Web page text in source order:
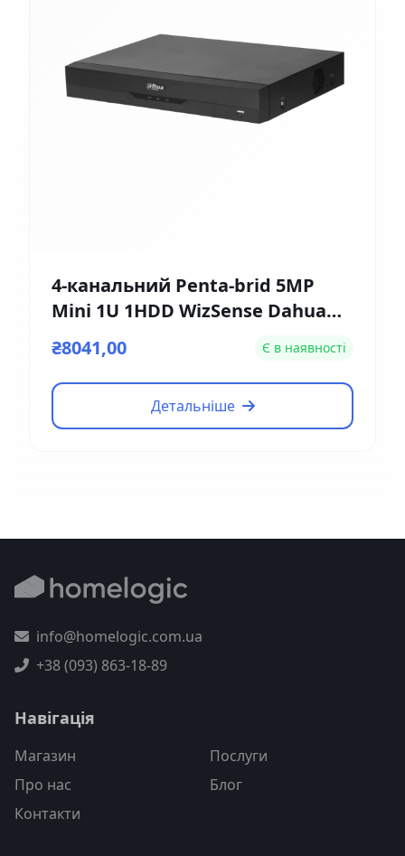
4-канальний Penta-brid 5MP
Mini 1U 1HDD WizSense Dahua
DH-XVR5104HE-4KL-I3
₴8041,00 Є в наявності
Детальніше
info@homelogic.com.ua
+38 (093) 863-18-89
Навігація
Магазин
Послуги
Про нас
Блог
Контакти